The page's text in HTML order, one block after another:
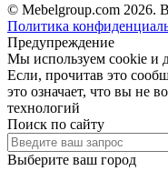
© Mebelgroup.com 2026.
Политика
Предупреждение
Мы используем cookie и
Если, прочитав это
это означает, что вы не
технологий
Поиск по сайту
Выберите ваш город